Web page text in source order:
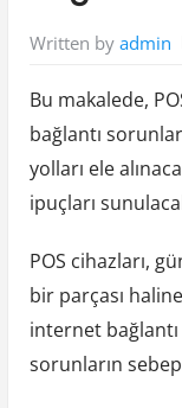
Written by admin
Bu makalede,
bağlantı
yolları ele
ipuçları
POS cihazları,
bir parçası
internet
sorunların